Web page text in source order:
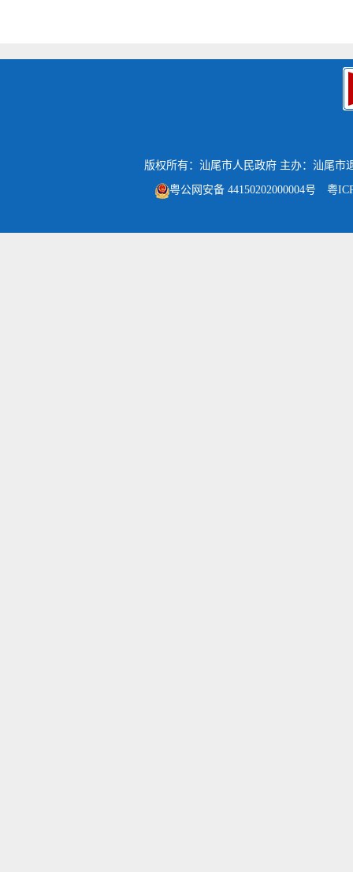
版权所有：汕尾市人民政府 主办：汕尾市
粤公网安备 44150202000004号 粤